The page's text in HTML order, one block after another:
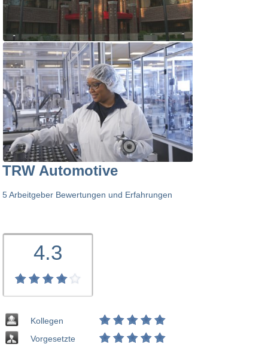
TRW Automotive
5 Arbeitgeber Bewertungen und Erfahrungen
4.3
Kollegen
Vorgesetzte